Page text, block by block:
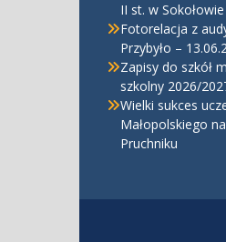
II st. w
Fotorelacja z
Przybyło –
Zapisy do szkół
szkolny 2026/
Wielki sukces
Małopolskiego
Pruchniku